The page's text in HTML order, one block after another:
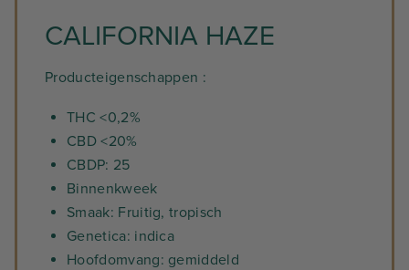
CALIFORNIA HAZE
Producteigenschappen :
THC <0,2%
CBD <20%
CBDP: 25
Binnenkweek
Smaak: Fruitig, tropisch
Genetica: indica
Hoofdomvang: gemiddeld